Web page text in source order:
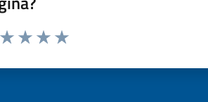
da 1 a 5 stelle la pagina